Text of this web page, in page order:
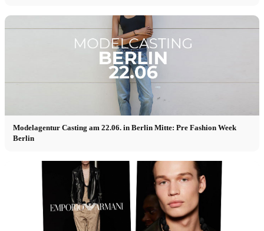
Modelagentur Casting am 22.06. in Berlin Mitte: Pre Fashion Week
Berlin